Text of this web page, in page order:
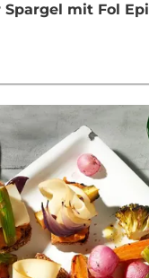
mit Fol Epi